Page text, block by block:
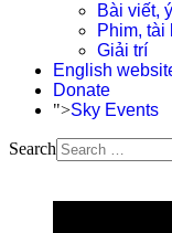
Bài viết,
Phim, tài
Giải trí
English
Donate
">Sky Events
Search